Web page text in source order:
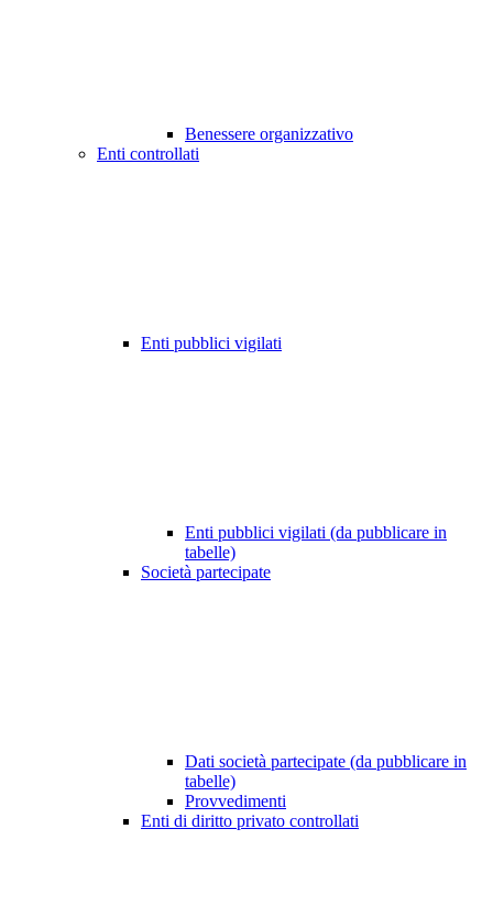
Benessere organizzativo
Enti controllati
Enti pubblici vigilati
Enti pubblici vigilati (da pubblicare in
tabelle)
Società partecipate
Dati società partecipate (da pubblicare in
tabelle)
Provvedimenti
Enti di diritto privato controllati